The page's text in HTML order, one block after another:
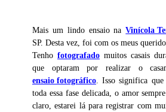
Mais um lindo ensaio naVinícola
SP. Desta vez, foi com os meus
Tenho fotografadomuitos casais
que optaram por realizar o
ensaio fotográfico. Isso significa que
toda essa fase delicada, o amor
claro, estarei lá para registrar com